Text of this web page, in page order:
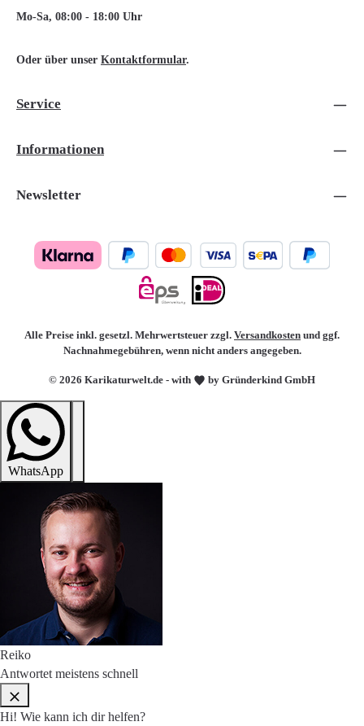
Mo-Sa, 08:00 - 18:00 Uhr
Oder über unser Kontaktformular.
Service
Informationen
Newsletter
© 2026 Karikaturwelt.de - with by Gründerkind GmbH
Alle Preise inkl. gesetzl. Mehrwertsteuer zzgl. Versandkosten und ggf.
Nachnahmegebühren, wenn nicht anders angegeben.
WhatsApp
Reiko
Antwortet meistens schnell
Hi! Wie kann ich dir helfen?